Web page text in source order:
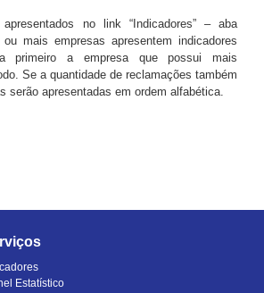
no link “Indicadores” – aba
ou mais empresas apresentem indicadores
primeiro a empresa que possui mais
Se a quantidade de reclamações também
serão apresentadas em ordem alfabética.
Estatístico